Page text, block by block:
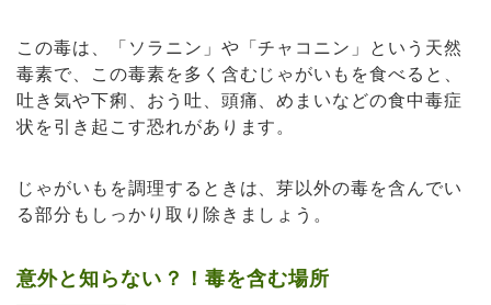
この毒は、「ソラニン」や「チャコニン」という天然
毒素で、この毒素を多く含むじゃがいもを食べると、
吐き気や下痢、おう吐、頭痛、めまいなどの食中毒症
状を引き起こす恐れがあります。
じゃがいもを調理するときは、芽以外の毒を含んでい
る部分もしっかり取り除きましょう。
意外と知らない？！毒を含む場所